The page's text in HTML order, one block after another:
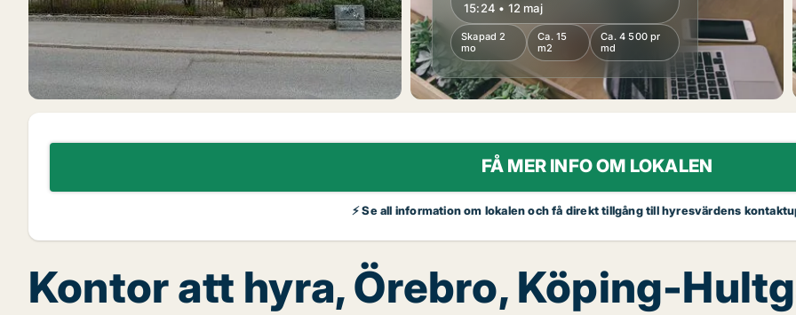
15:24 • 12 maj
Skapad 2
mo
Ca. 15
m2
Ca. 4 500 pr
md
FÅ MER INFO OM LOKALEN
⚡ Se all information om lokalen och få direkt tillgång till hyresvärdens
Kontor att hyra, Örebro, Köping-